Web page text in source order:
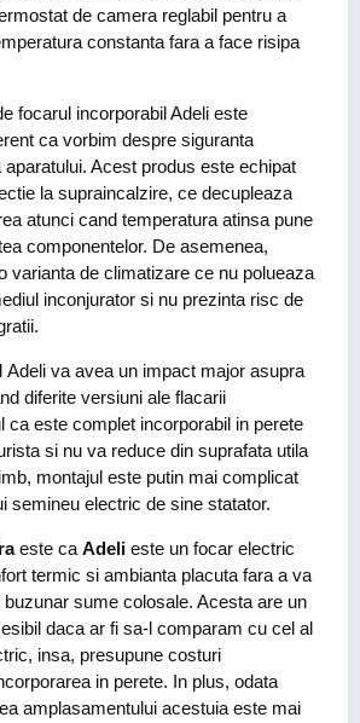
de camera reglabil pentru a
constanta fara a face risipa
focarul incorporabil Adeli este
ca vorbim despre siguranta
aparatului. Acest produs este echipat
la supraincalzire, ce decupleaza
atunci cand temperatura atinsa pune
componentelor. De asemenea,
varianta de climatizare ce nu polueaza
inconjurator si nu prezinta risc de
Adeli va avea un impact major asupra
diferite versiuni ale flacarii
ca este complet incorporabil in perete
si nu va reduce din suprafata utila
montajul este putin mai complicat
semineu electric de sine statator.
este ca Adeli este un focar electric
termic si ambianta placuta fara a va
sume colosale. Acesta are un
daca ar fi sa-l comparam cu cel al
insa, presupune costuri
in perete. In plus, odata
amplasamentului acestuia este mai